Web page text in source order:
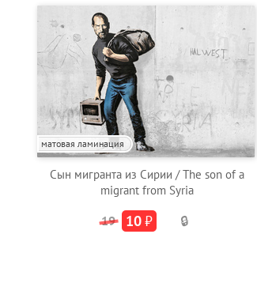
матовая ламинация
Сын мигранта из Сирии / The son of a
migrant from Syria
19 10₽ 🔒